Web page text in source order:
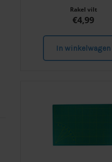
Rakel vilt
€4,99
In winkelwagen